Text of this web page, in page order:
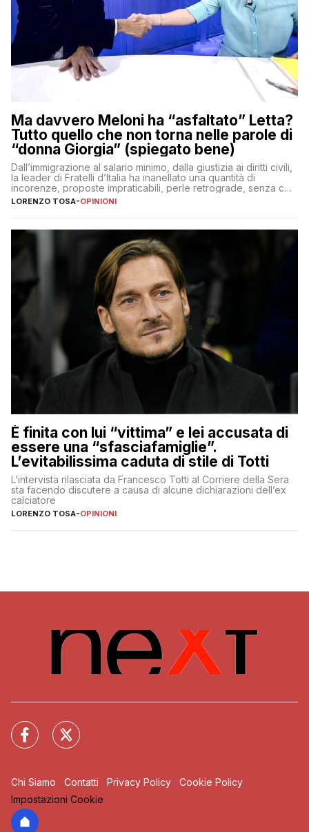
Ma davvero Meloni ha “asfaltato” Letta?
Tutto quello che non torna nelle parole di
“donna Giorgia” (spiegato bene)
Dall’immigrazione al salario minimo, dalla giustizia ai diritti civili,
la leader di Fratelli d’Italia ha inanellato una quantità di
incorenze, proposte impraticabili, perle retrograde, senza che
nessuno – a destra come a sinistra – glielo abbia fatto notare
LORENZO TOSA-OPINIONI
È finita con lui “vittima” e lei accusata di
essere una “sfasciafamiglie”.
L’evitabilissima caduta di stile di Totti
L’intervista rilasciata da Francesco Totti al Corriere della Sera
sta facendo discutere a causa di alcune dichiarazioni dell’ex
calciatore
LORENZO TOSA-OPINIONI
Chi Siamo Contatti Privacy Policy
Cookie Policy
Impostazioni Cookie